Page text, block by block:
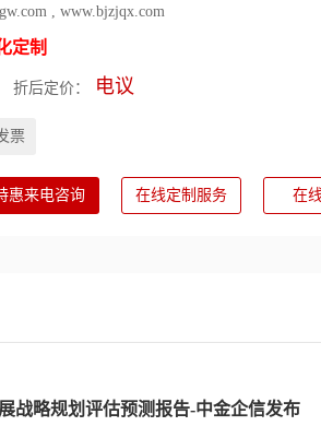
, www.bjzjqx.com
定制
折后定价： 电议
票
惠来电咨询 在线定制服务 在
战略规划评估预测报告-中金企信发布